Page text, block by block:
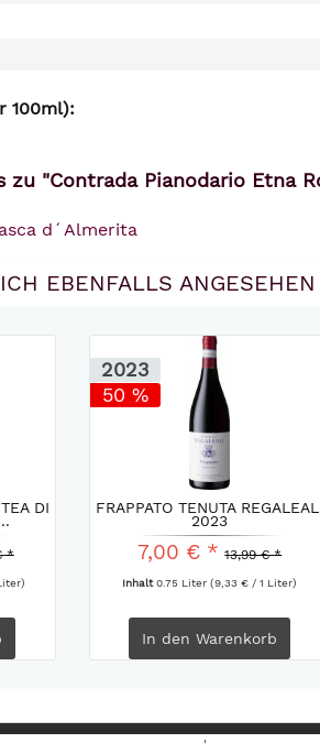
100ml):
"Contrada Pianodario Etna
d´Almerita
EBENFALLS ANGESEHEN
DI
*
2023
50 %
FRAPPATO TENUTA
2023
7,00 € * 13,99 € *
Inhalt0.75 Liter(9,33 € / 1 Liter)
In den Warenkorb